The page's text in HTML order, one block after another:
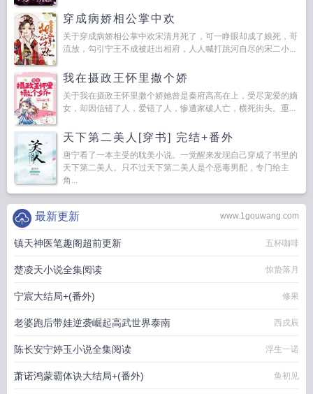
穿成病娇相公掌中欢
关于穿成病娇相公掌中欢宋清月死了，可一睁眼却成了娘死，哥
流放，勾引宁王不成被赶出相府，人人喊打跳河自尽的宋二小...
我在摄政王怀里撒个娇
关于我在摄政王怀里撒个娇她曾是秦府高高在上，受尽宠爱的嫡
女，却因信错了人，爱错了人，惨遭家破人亡，横死街头。重...
天下第二美人[穿书] 完结+番外
唐宁看了一本主受的耽美小说。一觉醒来发现自己穿成了书里的
天下第二美人。只不过天下第二美人是个恶毒男配，专门给主
角...
www.1gouwang.com
最新更新
镇天神医笔趣阁超前更新 五杯咖啡
楚凌天小说全集阅读 惊蛰落月
宁宸大结局+(番外) 修果
老婆跑后带娃逆袭崛起高武世界泰南 西戌辰
陈长安宁婷玉小说全集阅读 浮生一诺
萧诺鸿蒙霸体诀大结局+(番外) 鱼初见